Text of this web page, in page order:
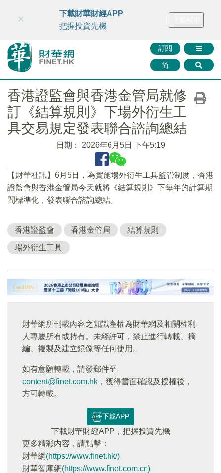
財華智庫網 FINTV FINMETA 財華證券 媒體矩陣
訂閱
简
×
下載財華財經APP
把握投資先機
香港證監會與香港金管局就修
訂《結算規則》下場外衍生工
具交易規定發表聯合諮詢總結
日期： 2026年6月5日 下午5:19
【財華社訊】6月5日，為實施場外衍生工具監管制度，香港
證監會與香港金管局今天就將《結算規則》下每年的計算期
間標準化，發表聯合諮詢總結。
香港證監會 香港金管局 結算規則
場外衍生工具
財華網所刊載內容之知識產權為財華網及相關權利
人專屬所有或持有。未經許可，禁止進行轉載、摘
編、複製及建立鏡像等任何使用。
如有意願轉載，請發郵件至
content@finet.com.hk ，獲得書面確認及授權後，
方可轉載。
下載APP
下載財華財經APP，把握投資先機
更多精彩内容，請點擊：
財華網(https://www.finet.hk/)
財華智庫網(https://www.finet.com.cn)